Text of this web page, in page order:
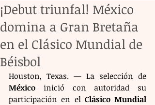
¡Debut triunfal! México
domina a Gran Bretaña
en el Clásico Mundial de
Béisbol
México inició con autoridad su
participación en el Clásico Mundial